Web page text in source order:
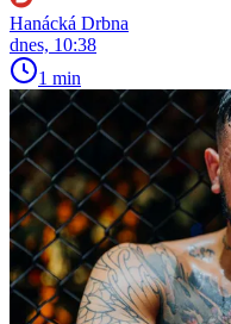
Hanácká Drbna
dnes, 10:38
1 min